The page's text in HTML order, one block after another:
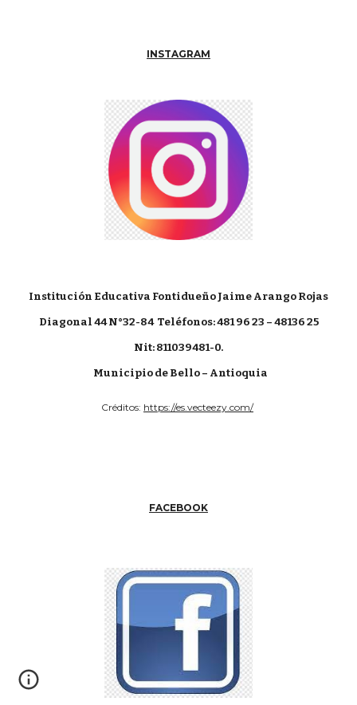
INSTAGRAM
Institución Educativa Fontidueño Jaime Arango Rojas
Diagonal 44 N°32-84 Teléfonos: 481 96 23 – 48136 25
Nit: 811039481-0.
Municipio de Bello – Antioquia
Créditos: https://es.vecteezy.com/
FACEBOOK